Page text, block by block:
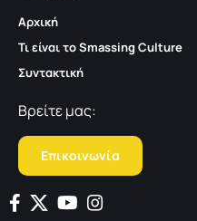
Αρχική
Τι είναι το Smassing Culture
Συντακτική
Βρείτε μας:
Επικοινωνία